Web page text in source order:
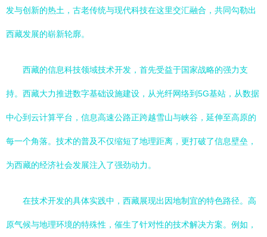
发与创新的热土，古老传统与现代科技在这里交汇融合，共同勾勒出
西藏发展的崭新轮廓。
西藏的信息科技领域技术开发，首先受益于国家战略的强力支
持。西藏大力推进数字基础设施建设，从光纤网络到5G基站，从数据
中心到云计算平台，信息高速公路正跨越雪山与峡谷，延伸至高原的
每一个角落。技术的普及不仅缩短了地理距离，更打破了信息壁垒，
为西藏的经济社会发展注入了强劲动力。
在技术开发的具体实践中，西藏展现出因地制宜的特色路径。高
原气候与地理环境的特殊性，催生了针对性的技术解决方案。例如，